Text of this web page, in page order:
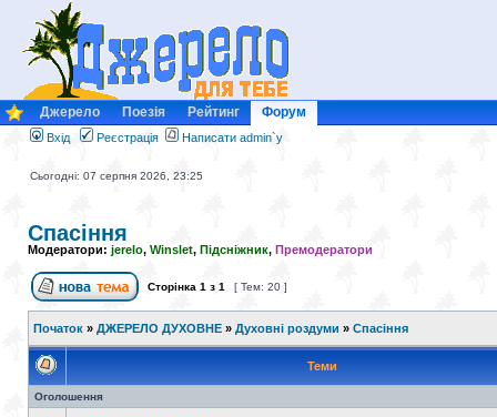
Джерело Поезія Рейтинг Форум
Вхід Реєстрація Написати admin`у
Сьогодні: 07 серпня 2026, 23:25
Спасіння
Модератори: jerelo, Winslet, Підсніжник, Премодератори
Сторінка 1 з 1 [ Тем: 20 ]
Початок » ДЖЕРЕЛО ДУХОВНЕ » Духовні роздуми » Спасіння
Теми
Оголошення